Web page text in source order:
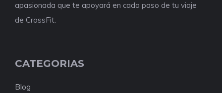
apasionada que te apoyará en cada paso de tu viaje
de CrossFit.
CATEGORIAS
Blog